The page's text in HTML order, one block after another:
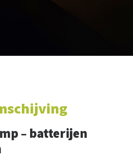
– batterijen